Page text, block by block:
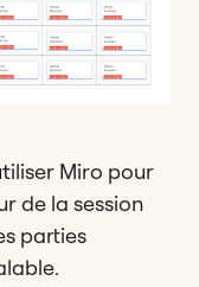
Miro pour
de la session
parties